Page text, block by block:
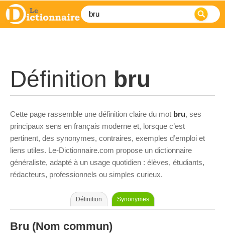
Définition bru
Cette page rassemble une définition claire du mot bru, ses
principaux sens en français moderne et, lorsque c’est
pertinent, des synonymes, contraires, exemples d’emploi et
liens utiles. Le-Dictionnaire.com propose un dictionnaire
généraliste, adapté à un usage quotidien : élèves, étudiants,
rédacteurs, professionnels ou simples curieux.
Définition Synonymes
Bru (Nom commun)